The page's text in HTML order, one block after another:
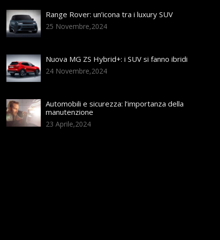
Range Rover: un’icona tra i luxury SUV
25 Novembre,2024
Nuova MG ZS Hybrid+: i SUV si fanno ibridi
24 Novembre,2024
Automobili e sicurezza: l’importanza della
manutenzione
23 Aprile,2024